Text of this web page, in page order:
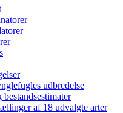
udbredelse
af 18 udvalgte arter